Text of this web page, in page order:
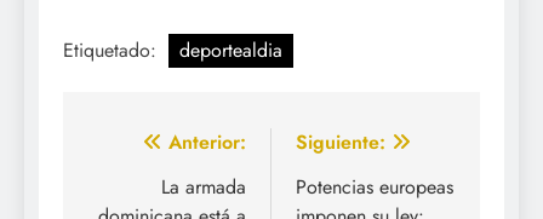
Etiquetado: deportealdia
Navegación
Anterior:
La armada
Siguiente:
Potencias europeas